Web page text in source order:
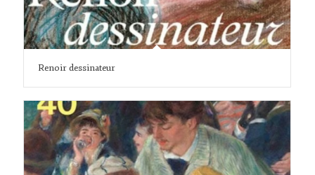
Renoir dessinateur